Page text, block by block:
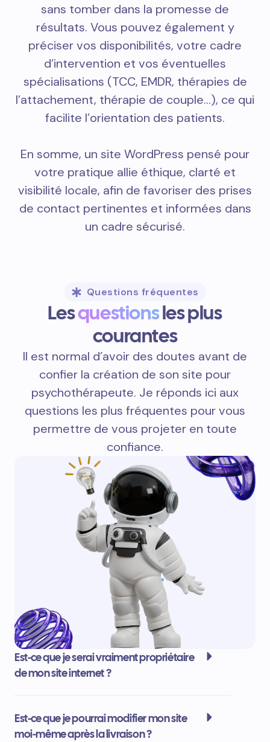
sans tomber dans la promesse de
résultats. Vous pouvez également y
préciser vos disponibilités, votre cadre
d’intervention et vos éventuelles
spécialisations (TCC, EMDR, thérapies de
l’attachement, thérapie de couple…), ce qui
facilite l’orientation des patients.
En somme, un site WordPress pensé pour
votre pratique allie éthique, clarté et
visibilité locale, afin de favoriser des prises
de contact pertinentes et informées dans
un cadre sécurisé.
Questions fréquentes
Lesquestionsles plus
courantes
Il est normal d’avoir des doutes avant de
confier la création de son site pour
psychothérapeute. Je réponds ici aux
questions les plus fréquentes pour vous
permettre de vous projeter en toute
confiance.
Est-ce que je serai vraiment propriétaire
de mon site internet ?
Est-ce que je pourrai modifier mon site
moi-même après la livraison ?